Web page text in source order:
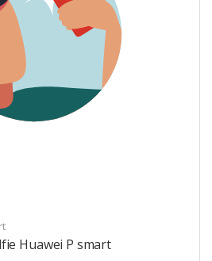
Huawei P smart